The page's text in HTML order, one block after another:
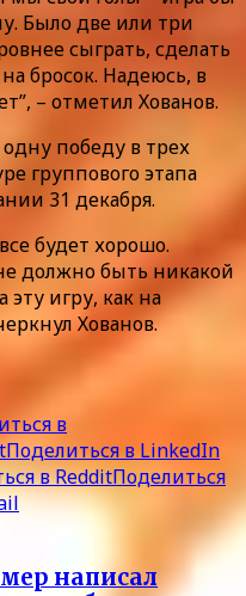
Было две или три
сыграть, сделать
бросок. Надеюсь, в
– отметил Хованов.
победу в трех
группового этапа
31 декабря.
будет хорошо.
должно быть никакой
игру, как на
Хованов.
в
Поделиться в LinkedIn
в RedditПоделиться
написал